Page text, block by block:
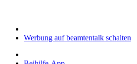
Werbung auf beamtentalk schalten